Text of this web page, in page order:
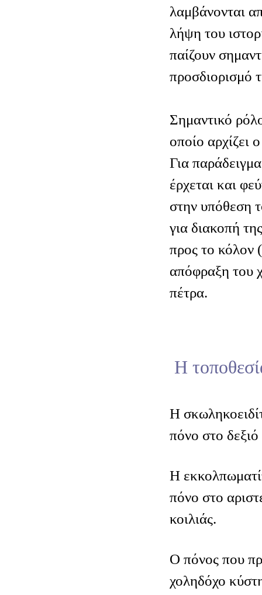
λαμβάνονται
λήψη του
παίζουν
προσδιορισμό
Σημαντικό
οποίο αρχίζει
Για
έρχεται και
στην υπόθεση
για διακοπή
προς το κόλον
απόφραξη του
πέτρα.
Η
Η
πόνο στο
Η
πόνο στο
κοιλιάς.
Ο πόνος που
χοληδόχο